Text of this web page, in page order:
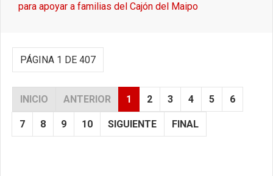
para apoyar a familias del Cajón del Maipo
PÁGINA 1 DE 407
INICIO ANTERIOR 1 2 3 4 5 6
7 8 9 10 SIGUIENTE FINAL